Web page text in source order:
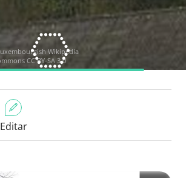
Wikipedia
CC BY-SA 3.0
Editar